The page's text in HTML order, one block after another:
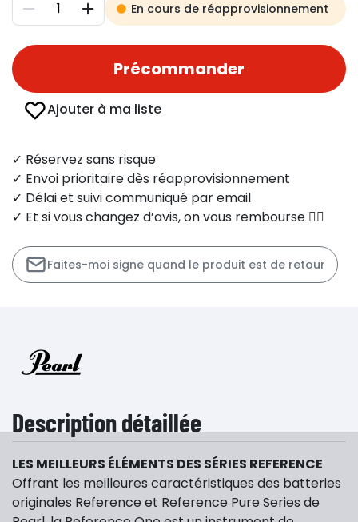
Diminuer AugmenterEn cours de réapprovisionnement
Précommander
Ajouter à ma liste
✓ Réservez sans risque
✓ Envoi prioritaire dès réapprovisionnement
✓ Délai et suivi communiqué par email
✓ Et si vous changez d’avis, on vous rembourse 👍🏻
Faites-moi signe quand le produit est de retour
Description détaillée
LES MEILLEURS ÉLÉMENTS DES SÉRIES REFERENCE
Offrant les meilleures caractéristiques des batteries
originales Reference et Reference Pure Series de